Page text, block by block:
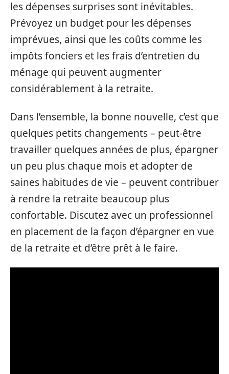
les dépenses surprises sont inévitables.
Prévoyez un budget pour les dépenses
imprévues, ainsi que les coûts comme les
impôts fonciers et les frais d’entretien du
ménage qui peuvent augmenter
considérablement à la retraite.
Dans l’ensemble, la bonne nouvelle, c’est que
quelques petits changements – peut-être
travailler quelques années de plus, épargner
un peu plus chaque mois et adopter de
saines habitudes de vie – peuvent contribuer
à rendre la retraite beaucoup plus
confortable. Discutez avec un professionnel
en placement de la façon d’épargner en vue
de la retraite et d’être prêt à le faire.